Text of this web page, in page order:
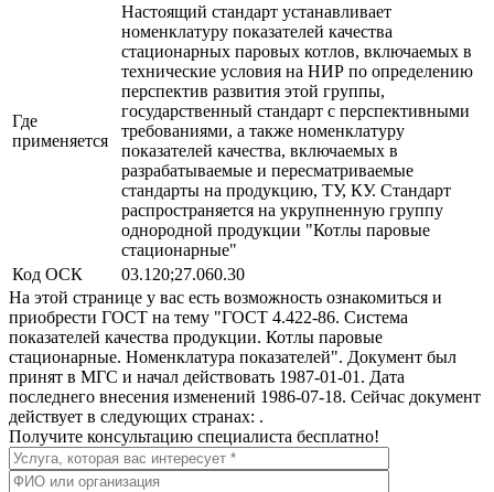
Где
применяется
Настоящий стандарт устанавливает
номенклатуру показателей качества
стационарных паровых котлов, включаемых в
технические условия на НИР по определению
перспектив развития этой группы,
государственный стандарт с перспективными
требованиями, а также номенклатуру
показателей качества, включаемых в
разрабатываемые и пересматриваемые
стандарты на продукцию, ТУ, КУ. Стандарт
распространяется на укрупненную группу
однородной продукции "Котлы паровые
стационарные"
Код ОСК
03.120;27.060.30
На этой странице у вас есть возможность ознакомиться и
приобрести ГОСТ на тему "ГОСТ 4.422-86. Система
показателей качества продукции. Котлы паровые
стационарные. Номенклатура показателей". Документ был
принят в МГС и начал действовать 1987-01-01. Дата
последнего внесения изменений 1986-07-18. Сейчас документ
действует в следующих странах: .
Получите консультацию специалиста бесплатно!